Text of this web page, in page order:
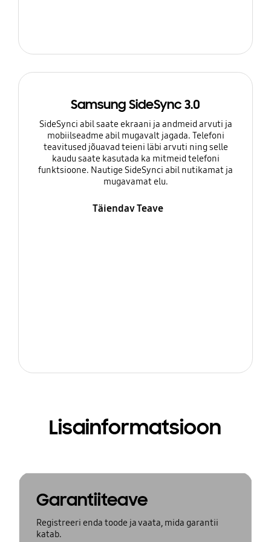
Samsung SideSync 3.0
SideSynci abil saate ekraani ja andmeid arvuti ja
mobiilseadme abil mugavalt jagada. Telefoni
teavitused jõuavad teieni läbi arvuti ning selle
kaudu saate kasutada ka mitmeid telefoni
funktsioone. Nautige SideSynci abil nutikamat ja
mugavamat elu.
Täiendav Teave
Lisainformatsioon
Garantiiteave
Registreeri enda toode ja vaata, mida garantii
katab.